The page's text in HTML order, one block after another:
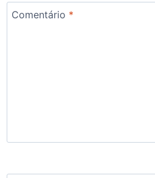
Comentário *